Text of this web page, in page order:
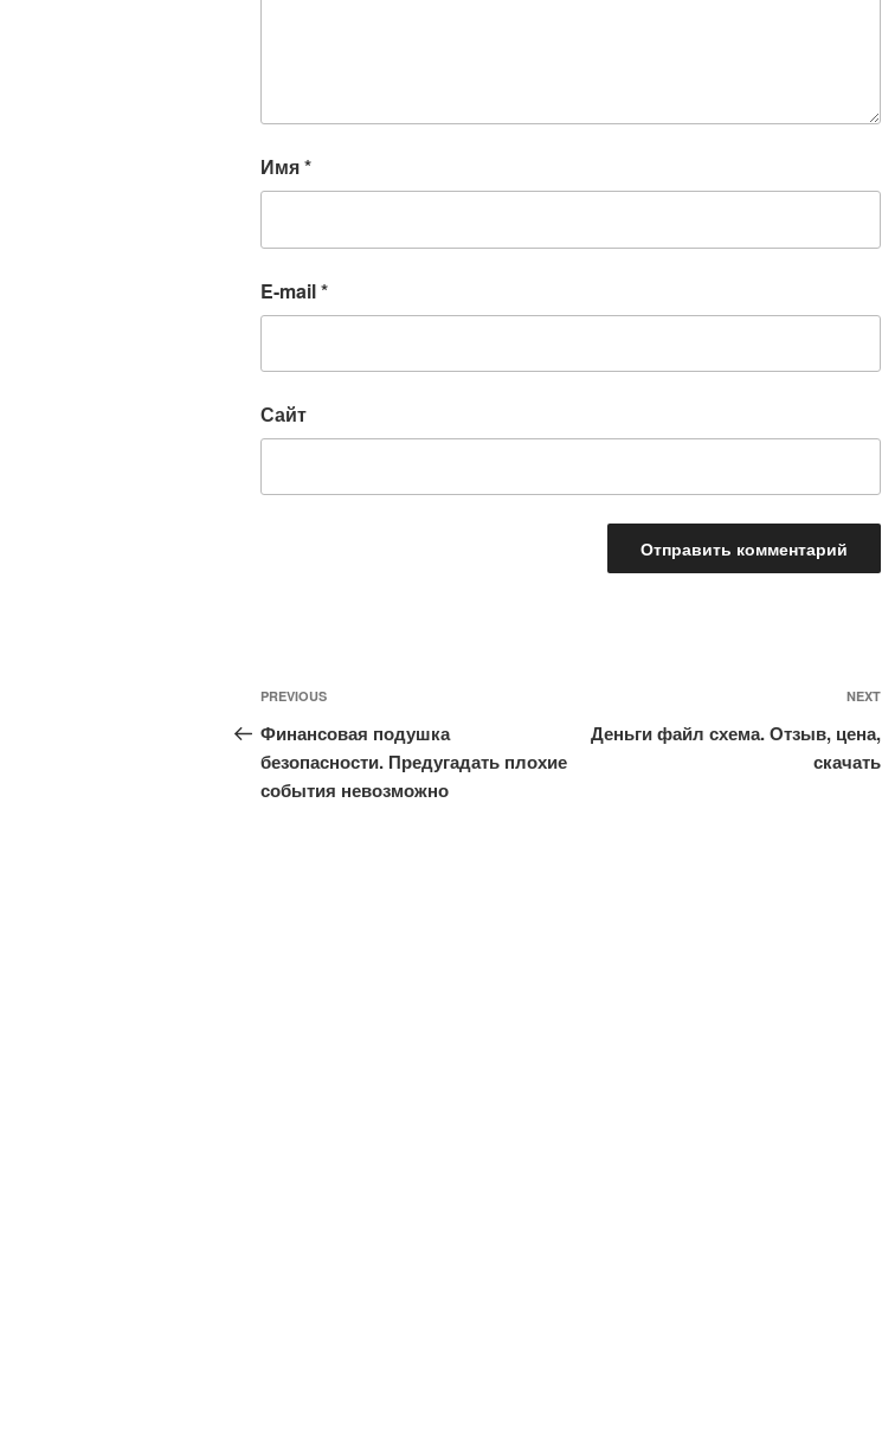
Имя*
E-mail*
Сайт
Навигация
по
записям
Previous
Post
PREVIOUS
Финансовая подушка
безопасности. Предугадать плохие
события невозможно
NEXT
Деньги файл схема. Отзыв, цена,
скачать